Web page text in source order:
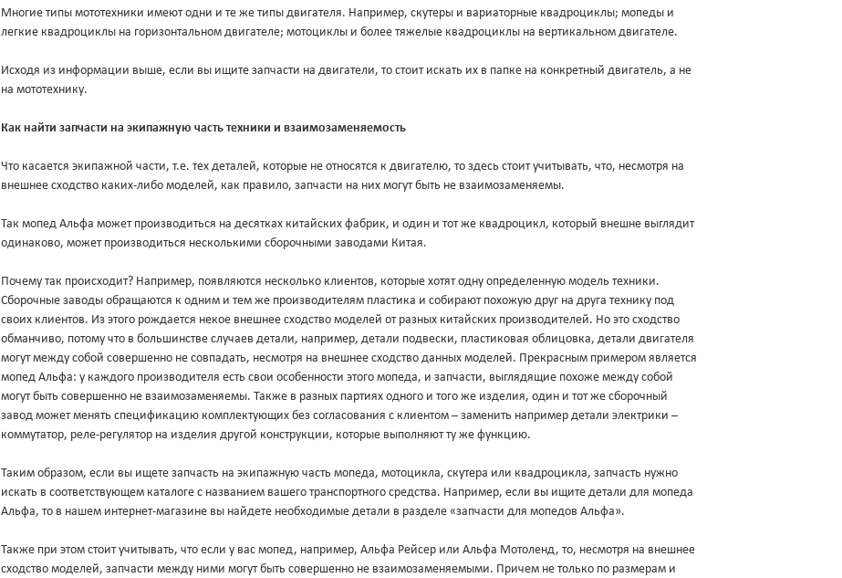
Многие типы мототехники имеют одни и те же типы двигателя. Например, скутеры и вариаторные квадроциклы; мопеды и
легкие квадроциклы на горизонтальном двигателе; мотоциклы и более тяжелые квадроциклы на вертикальном двигателе.
Исходя из информации выше, если вы ищите запчасти на двигатели, то стоит искать их в папке на конкретный двигатель, а не
на мототехнику.
Как найти запчасти на экипажную часть техники и взаимозаменяемость
Что касается экипажной части, т.е. тех деталей, которые не относятся к двигателю, то здесь стоит учитывать, что, несмотря на
внешнее сходство каких-либо моделей, как правило, запчасти на них могут быть не взаимозаменяемы.
Так мопед Альфа может производиться на десятках китайских фабрик, и один и тот же квадроцикл, который внешне выглядит
одинаково, может производиться несколькими сборочными заводами Китая.
Почему так происходит? Например, появляются несколько клиентов, которые хотят одну определенную модель техники.
Сборочные заводы обращаются к одним и тем же производителям пластика и собирают похожую друг на друга технику под
своих клиентов. Из этого рождается некое внешнее сходство моделей от разных китайских производителей. Но это сходство
обманчиво, потому что в большинстве случаев детали, например, детали подвески, пластиковая облицовка, детали двигателя
могут между собой совершенно не совпадать, несмотря на внешнее сходство данных моделей. Прекрасным примером является
мопед Альфа: у каждого производителя есть свои особенности этого мопеда, и запчасти, выглядящие похоже между собой
могут быть совершенно не взаимозаменяемы. Также в разных партиях одного и того же изделия, один и тот же сборочный
завод может менять спецификацию комплектующих без согласования с клиентом – заменить например детали электрики –
коммутатор, реле-регулятор на изделия другой конструкции, которые выполняют ту же функцию.
Таким образом, если вы ищете запчасть на экипажную часть мопеда, мотоцикла, скутера или квадроцикла, запчасть нужно
искать в соответствующем каталоге с названием вашего транспортного средства. Например, если вы ищите детали для мопеда
Альфа, то в нашем интернет-магазине вы найдете необходимые детали в разделе «запчасти для мопедов Альфа».
Также при этом стоит учитывать, что если у вас мопед, например, Альфа Рейсер или Альфа Мотоленд, то, несмотря на внешнее
сходство моделей, запчасти между ними могут быть совершенно не взаимозаменяемыми. Причем не только по размерам и